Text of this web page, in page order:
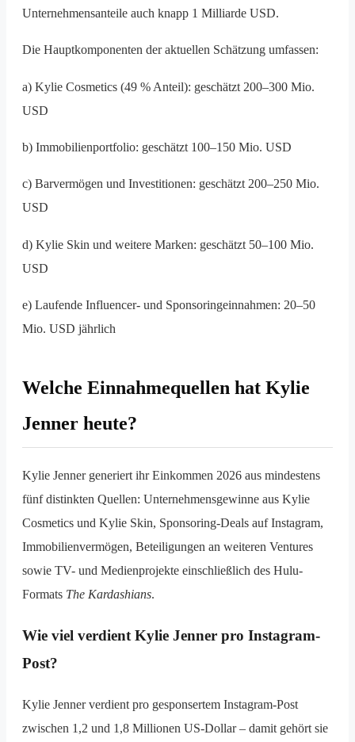
Unternehmensanteile auch knapp 1 Milliarde USD.
Die Hauptkomponenten der aktuellen Schätzung umfassen:
a) Kylie Cosmetics (49 % Anteil): geschätzt 200–300 Mio.
USD
b) Immobilienportfolio: geschätzt 100–150 Mio. USD
c) Barvermögen und Investitionen: geschätzt 200–250 Mio.
USD
d) Kylie Skin und weitere Marken: geschätzt 50–100 Mio.
USD
e) Laufende Influencer- und Sponsoringeinnahmen: 20–50
Mio. USD jährlich
Welche Einnahmequellen hat Kylie
Jenner heute?
Kylie Jenner generiert ihr Einkommen 2026 aus mindestens
fünf distinkten Quellen: Unternehmensgewinne aus Kylie
Cosmetics und Kylie Skin, Sponsoring-Deals auf Instagram,
Immobilienvermögen, Beteiligungen an weiteren Ventures
sowie TV- und Medienprojekte einschließlich des Hulu-
Formats The Kardashians.
Wie viel verdient Kylie Jenner pro Instagram-
Post?
Kylie Jenner verdient pro gesponsertem Instagram-Post
zwischen 1,2 und 1,8 Millionen US-Dollar – damit gehört sie